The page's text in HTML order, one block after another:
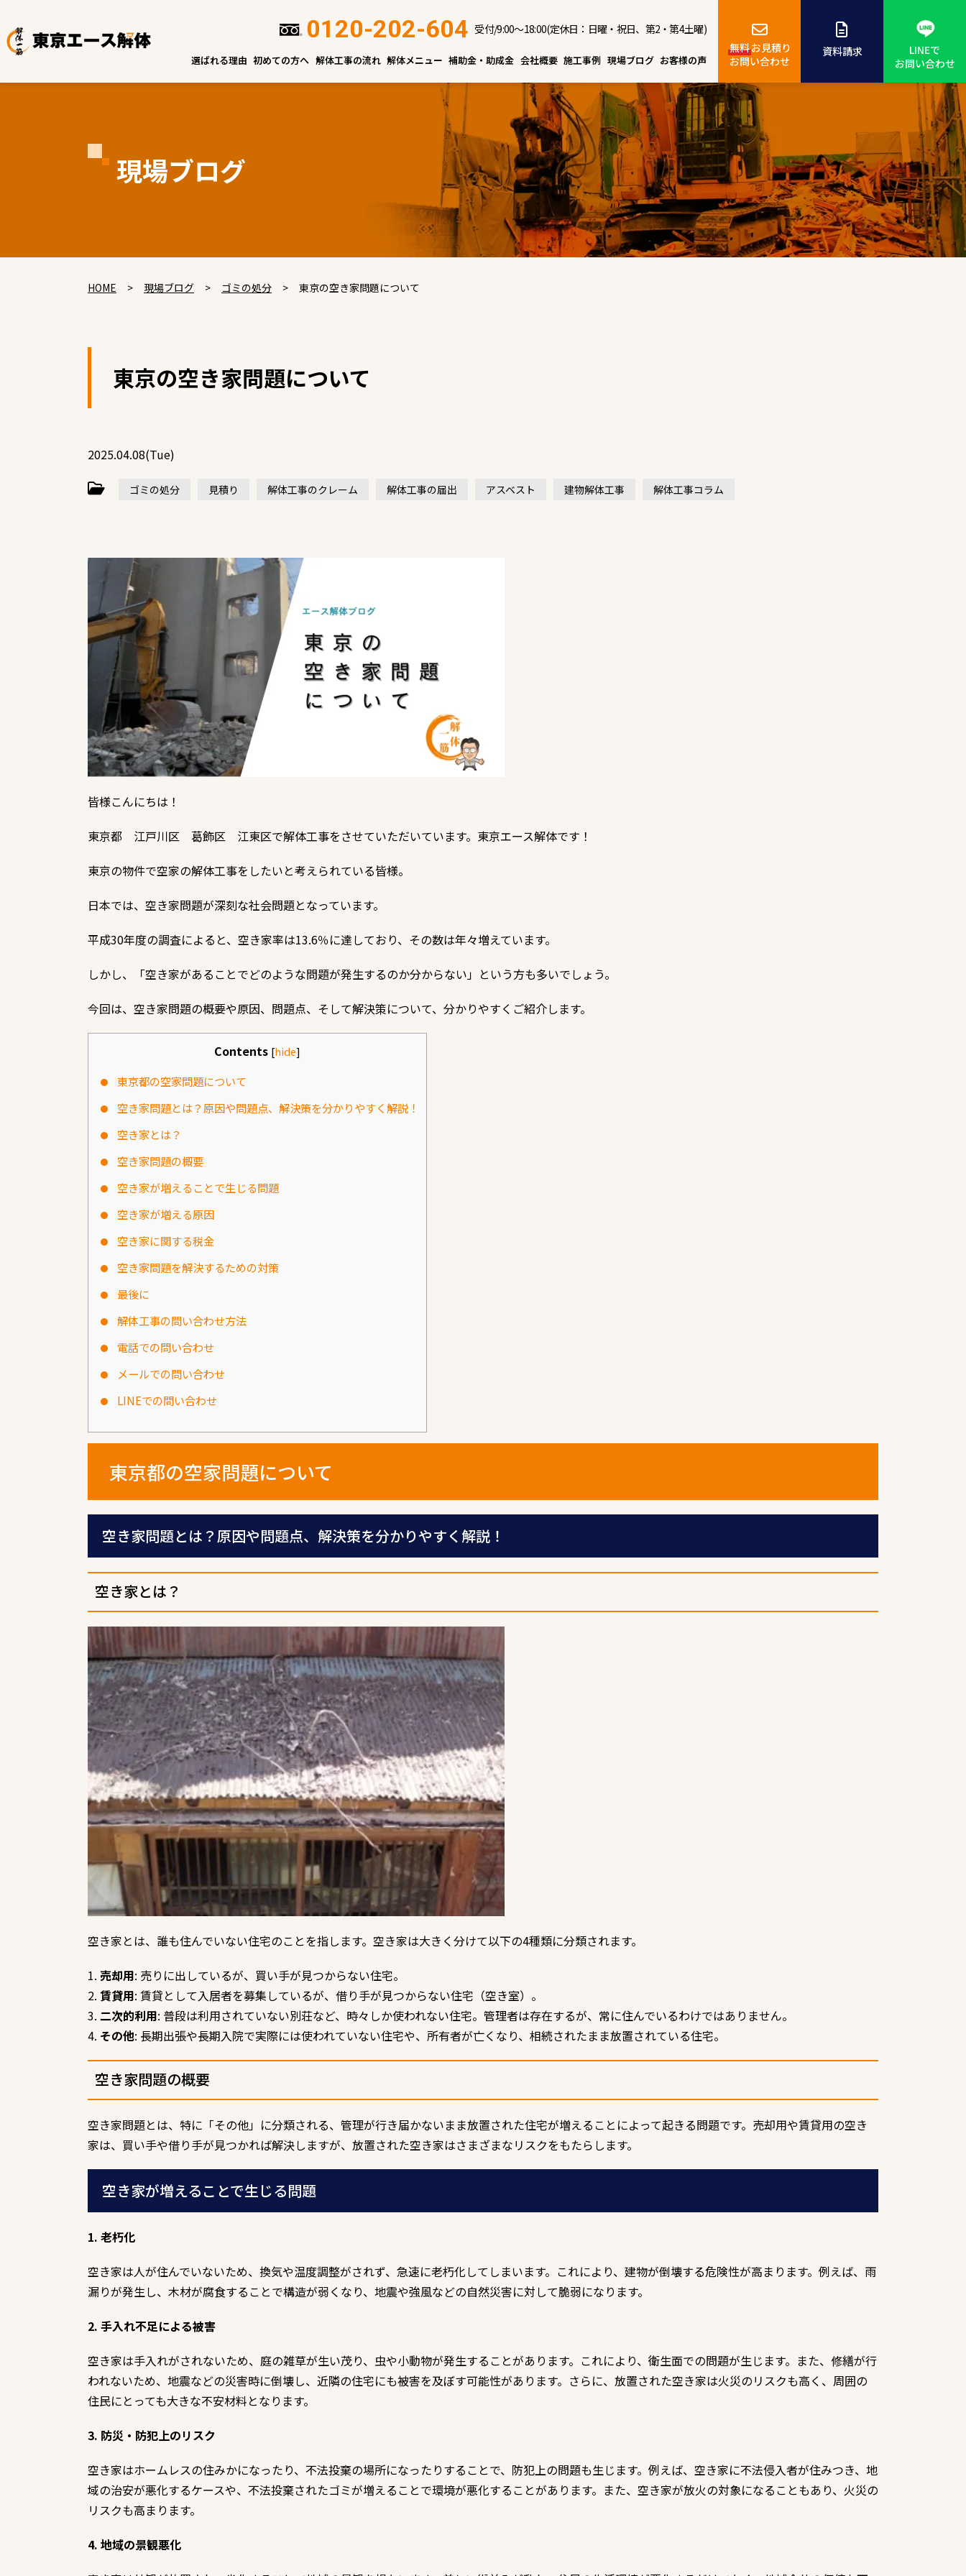
0120-202-604 受付/9:00～18:00(定休日：日曜・祝日、第2・第4土曜)
選ばれる理由 初めての方へ 解体工事の流れ 解体メニュー 補助金・助成金 会社概要 施工事例 現場ブログ お客様の声
無料お見積り
お問い合わせ
資料請求
LINEで
お問い合わせ
現場ブログ
HOME > 現場ブログ > ゴミの処分 > 東京の空き家問題について
東京の空き家問題について
2025.04.08(Tue)
ゴミの処分 見積り 解体工事のクレーム 解体工事の届出 アスベスト 建物解体工事 解体工事コラム
皆様こんにちは！
東京都 江戸川区 葛飾区 江東区で解体工事をさせていただいています。東京エース解体です！
東京の物件で空家の解体工事をしたいと考えられている皆様。
日本では、空き家問題が深刻な社会問題となっています。
平成30年度の調査によると、空き家率は13.6％に達しており、その数は年々増えています。
しかし、「空き家があることでどのような問題が発生するのか分からない」という方も多いでしょう。
今回は、空き家問題の概要や原因、問題点、そして解決策について、分かりやすくご紹介します。
Contents [hide]
東京都の空家問題について
空き家問題とは？原因や問題点、解決策を分かりやすく解説！
空き家とは？
空き家問題の概要
空き家が増えることで生じる問題
空き家が増える原因
空き家に関する税金
空き家問題を解決するための対策
最後に
解体工事の問い合わせ方法
電話での問い合わせ
メールでの問い合わせ
LINEでの問い合わせ
東京都の空家問題について
空き家問題とは？原因や問題点、解決策を分かりやすく解説！
空き家とは？
空き家とは、誰も住んでいない住宅のことを指します。空き家は大きく分けて以下の4種類に分類されます。
1. 売却用: 売りに出しているが、買い手が見つからない住宅。
2. 賃貸用: 賃貸として入居者を募集しているが、借り手が見つからない住宅（空き室）。
3. 二次的利用: 普段は利用されていない別荘など、時々しか使われない住宅。管理者は存在するが、常に住んでいるわけではありません。
4. その他: 長期出張や長期入院で実際には使われていない住宅や、所有者が亡くなり、相続されたまま放置されている住宅。
空き家問題の概要
空き家問題とは、特に「その他」に分類される、管理が行き届かないまま放置された住宅が増えることによって起きる問題です。売却用や賃貸用の空き
家は、買い手や借り手が見つかれば解決しますが、放置された空き家はさまざまなリスクをもたらします。
空き家が増えることで生じる問題
1. 老朽化
空き家は人が住んでいないため、換気や温度調整がされず、急速に老朽化してしまいます。これにより、建物が倒壊する危険性が高まります。例えば、雨
漏りが発生し、木材が腐食することで構造が弱くなり、地震や強風などの自然災害に対して脆弱になります。
2. 手入れ不足による被害
空き家は手入れがされないため、庭の雑草が生い茂り、虫や小動物が発生することがあります。これにより、衛生面での問題が生じます。また、修繕が行
われないため、地震などの災害時に倒壊し、近隣の住宅にも被害を及ぼす可能性があります。さらに、放置された空き家は火災のリスクも高く、周囲の
住民にとっても大きな不安材料となります。
3. 防災・防犯上のリスク
空き家はホームレスの住みかになったり、不法投棄の場所になったりすることで、防犯上の問題も生じます。例えば、空き家に不法侵入者が住みつき、地
域の治安が悪化するケースや、不法投棄されたゴミが増えることで環境が悪化することがあります。また、空き家が放火の対象になることもあり、火災の
リスクも高まります。
4. 地域の景観悪化